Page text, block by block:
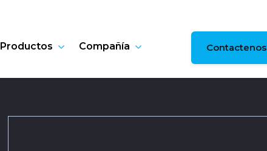
Productos Compañía Contactenos